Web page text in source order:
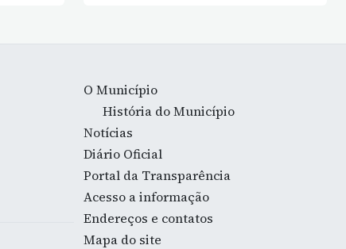
O Município
História do Município
Notícias
Diário Oficial
Portal da Transparência
Acesso a informação
Endereços e contatos
Mapa do site